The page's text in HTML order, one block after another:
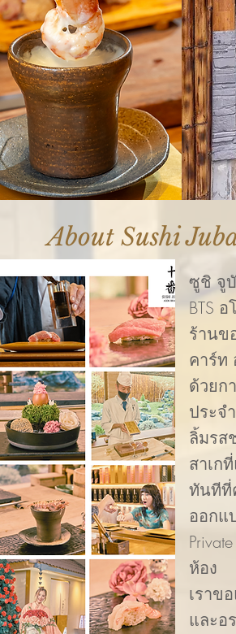
About Sushi
ซูชิ จู
BTS
ร้านข
คาร์ท
ด้วยก
ประจ
ลิ้มรส
สาเก
ทันทีที่
ออกแ
ห้อง
เราข
และอ